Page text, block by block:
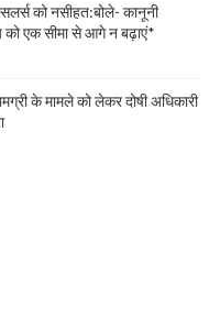
को नसीहत:बोले- कानूनी
को एक सीमा से आगे न बढ़ाएं*
के मामले को लेकर दोषी अधिकारी